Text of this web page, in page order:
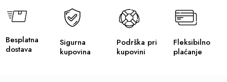
Besplatna
dostava
Sigurna
kupovina
Podrška pri
kupovini
Fleksibilno
plaćanje